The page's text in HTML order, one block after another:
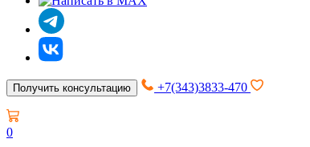
Получить консультацию +7(343)3833-470
0